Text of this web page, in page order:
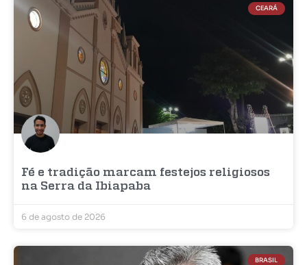
CEARÁ
Fé e tradição marcam festejos religiosos
na Serra da Ibiapaba
6 de agosto de 2026
BRASIL